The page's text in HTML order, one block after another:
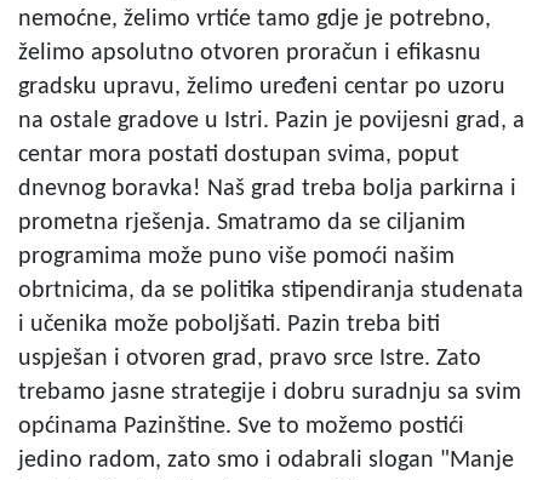
nemoćne, želimo vrtiće tamo gdje je potrebno,
želimo apsolutno otvoren proračun i efikasnu
gradsku upravu, želimo uređeni centar po uzoru
na ostale gradove u Istri. Pazin je povijesni grad, a
centar mora postati dostupan svima, poput
dnevnog boravka! Naš grad treba bolja parkirna i
prometna rješenja. Smatramo da se ciljanim
programima može puno više pomoći našim
obrtnicima, da se politika stipendiranja studenata
i učenika može poboljšati. Pazin treba biti
uspješan i otvoren grad, pravo srce Istre. Zato
trebamo jasne strategije i dobru suradnju sa svim
općinama Pazinštine. Sve to možemo postići
jedino radom, zato smo i odabrali slogan "Manje